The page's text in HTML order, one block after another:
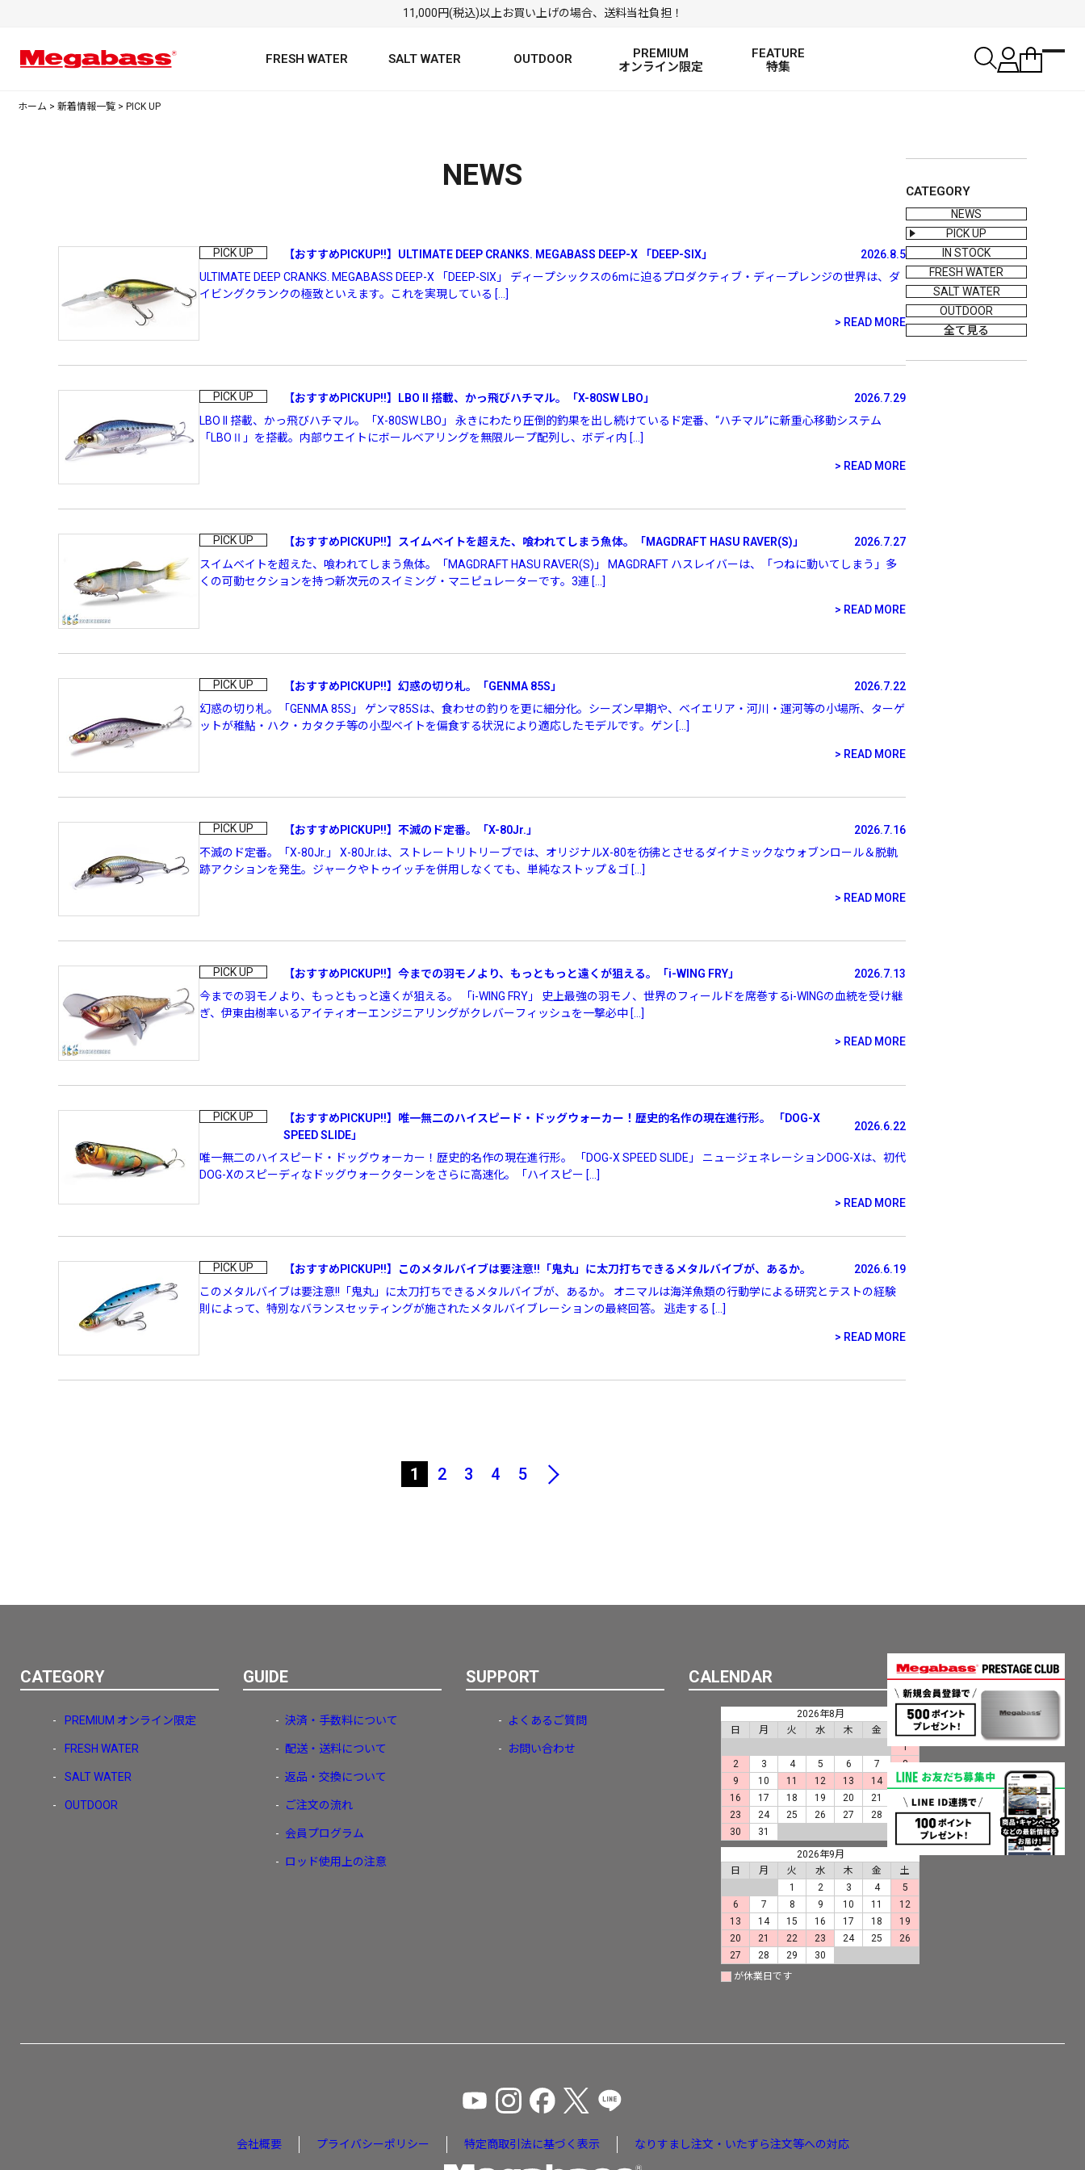
11,000円(税込)以上お買い上げの場合、送料当社負担！
FRESH WATER SALT WATER OUTDOOR
PREMIUM
オンライン限定
FEATURE
特集
カテゴリ
在庫あり
全て
2026NEW PRODUCTS
新作
リセット この内容で検索する
ホーム > 新着情報一覧 > PICK UP
CATEGORY
NEWS
PICK UP
IN STOCK
FRESH WATER
SALT WATER
OUTDOOR
全て見る
NEWS
【おすすめPICKUP!!】ULTIMATE DEEP CRANKS. MEGABASS DEEP-X 「DEEP-SIX」 2026.8.5
PICK UP
ULTIMATE DEEP CRANKS. MEGABASS DEEP-X 「DEEP-SIX」 ディープシックスの6mに迫るプロダクティブ・ディープレンジの世界は、ダ
イビングクランクの極致といえます。これを実現している […]
READ MORE
【おすすめPICKUP!!】LBO II 搭載、かっ飛びハチマル。「X-80SW LBO」 2026.7.29
PICK UP
LBO II 搭載、かっ飛びハチマル。「X-80SW LBO」 永きにわたり圧倒的釣果を出し続けているド定番、“ハチマル”に新重心移動システム
「LBOⅡ」を搭載。内部ウエイトにボールベアリングを無限ループ配列し、ボディ内 […]
READ MORE
【おすすめPICKUP!!】スイムベイトを超えた、喰われてしまう魚体。「MAGDRAFT HASU RAVER(S)」 2026.7.27
PICK UP
スイムベイトを超えた、喰われてしまう魚体。「MAGDRAFT HASU RAVER(S)」 MAGDRAFT ハスレイバーは、「つねに動いてしまう」多
くの可動セクションを持つ新次元のスイミング・マニピュレーターです。3連 […]
READ MORE
【おすすめPICKUP!!】幻惑の切り札。「GENMA 85S」 2026.7.22
PICK UP
幻惑の切り札。「GENMA 85S」 ゲンマ85Sは、食わせの釣りを更に細分化。シーズン早期や、ベイエリア・河川・運河等の小場所、ターゲ
ットが稚鮎・ハク・カタクチ等の小型ベイトを偏食する状況により適応したモデルです。ゲン […]
READ MORE
【おすすめPICKUP!!】不滅のド定番。「X-80Jr.」 2026.7.16
PICK UP
不滅のド定番。「X-80Jr.」 X-80Jr.は、ストレートリトリーブでは、オリジナルX-80を彷彿とさせるダイナミックなウォブンロール＆脱軌
跡アクションを発生。ジャークやトゥイッチを併用しなくても、単純なストップ＆ゴ […]
READ MORE
【おすすめPICKUP!!】今までの羽モノより、もっともっと遠くが狙える。「i-WING FRY」 2026.7.13
PICK UP
今までの羽モノより、もっともっと遠くが狙える。 「i-WING FRY」 史上最強の羽モノ、世界のフィールドを席巻するi-WINGの血統を受け継
ぎ、伊東由樹率いるアイティオーエンジニアリングがクレバーフィッシュを一撃必中 […]
READ MORE
【おすすめPICKUP!!】唯一無二のハイスピード・ドッグウォーカー！歴史的名作の現在進行形。 「DOG-X
SPEED SLIDE」
2026.6.22
PICK UP
唯一無二のハイスピード・ドッグウォーカー！歴史的名作の現在進行形。 「DOG-X SPEED SLIDE」 ニュージェネレーションDOG-Xは、初代
DOG-Xのスピーディなドッグウォークターンをさらに高速化。「ハイスピー […]
READ MORE
【おすすめPICKUP!!】このメタルバイブは要注意!!「鬼丸」に太刀打ちできるメタルバイブが、あるか。 2026.6.19
PICK UP
このメタルバイブは要注意!!「鬼丸」に太刀打ちできるメタルバイブが、あるか。 オニマルは海洋魚類の行動学による研究とテストの経験
則によって、特別なバランスセッティングが施されたメタルバイブレーションの最終回答。 逃走する […]
READ MORE
1 2 3 4 5
CATEGORY
PREMIUM オンライン限定
FRESH WATER
SALT WATER
OUTDOOR
GUIDE
決済・手数料について
配送・送料について
返品・交換について
ご注文の流れ
会員プログラム
ロッド使用上の注意
SUPPORT
よくあるご質問
お問い合わせ
CALENDAR
2026年8月
日
月 火 水 木 金
1
2
3 4 5 6 7
8
9
10 11 12 13 14
15
16
17 18 19 20 21
22
23
24 25 26 27 28
29
30
31
2026年9月
日
月 火 水 木 金
土
1
2 3 4
5
6
7 8 9 10 11
12
13
14 15 16 17 18
19
20
21 22 23 24 25
26
27
28 29
30
が休業日です
会社概要 プライバシーポリシー 特定商取引法に基づく表示 なりすまし注文・いたずら注文等への対応